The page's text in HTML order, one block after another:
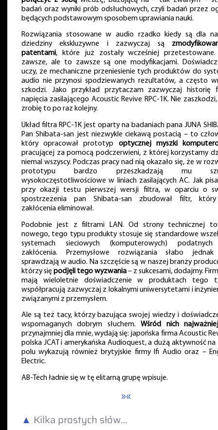
badań oraz wyniki prób odsłuchowych, czyli badań przez
będących podstawowym sposobem uprawiania nauki.
Rozwiązania stosowane w audio rzadko kiedy są dla
dziedziny ekskluzywne i zazwyczaj są
patentami, które już zostały wcześniej
zawsze, ale to zawsze są one modyfikacjami.
uczy, że mechaniczne przeniesienie tych produktów do
audio nie przynosi spodziewanych rezultatów, a często
szkodzi. Jako przykład przytaczam zazwyczaj historię
napięcia zasilającego Acoustic Revive RPC-1K. Nie
zrobię to po raz kolejny.
Układ filtra RPC-1K jest oparty na badaniach pana JUNA
Pan Shibata-san jest niezwykle ciekawą postacią – to
który opracował prototyp optycznej myszki
pracującej za pomocą podczerwieni, z której korzystamy
niemal wszyscy. Podczas pracy nad nią okazało się, że w
prototypu bardzo przeszkadzają mu
wysokoczęstotliwościowe w liniach zasilających AC. Jak
przy okazji testu pierwszej wersji filtra, w oparciu o
spostrzeżenia pan Shibata-san zbudował filtr,
zakłócenia eliminował.
Podobnie jest z filtrami LAN. Od strony technicznej
nowego, tego typu produkty stosuje się standardowe
systemach sieciowych (komputerowych)
zakłócenia. Przemysłowe rozwiązania słabo
sprawdzają w audio. Na szczęście są w naszej branży
którzy siępodjęli tego wyzwania– z sukcesami, dodajmy.
mają wieloletnie doświadczenie w produktach tego
współpracują zazwyczaj z lokalnymi uniwersytetami i
związanymi z przemysłem.
Ale są też tacy, którzy bazująca swojej wiedzy i
wspomaganych dobrym słuchem.Wśród nich
przynajmniej dla mnie, wydają się: japońska firma Acoustic
polska JCAT i amerykańska Audioquest, a dużą aktywność
polu wykazują również brytyjskie firmy Ifi Audio oraz –
Electric.
AB-Tech ładnie się w tę elitarną grupę wpisuje.
»«
▲ Kilka prostych słów…